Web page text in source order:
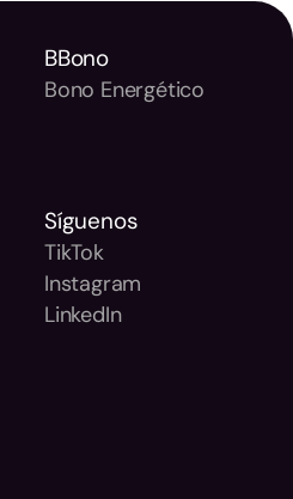
BBono
Bono Energético
Síguenos
TikTok
Instagram
LinkedIn